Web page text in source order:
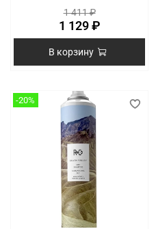
1 411 ₽
1 129 ₽
В корзину
-20%